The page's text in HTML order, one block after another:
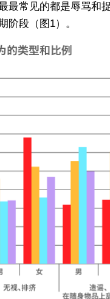
最常见的都是辱骂和
阶段（图1）。